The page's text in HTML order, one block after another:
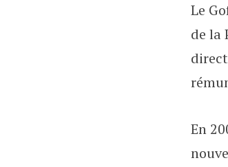
Le
de la
En